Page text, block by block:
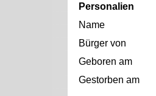
Personalien
Name
Bürger von
Geboren am
Gestorben am